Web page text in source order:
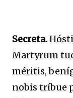
Secreta.
Martyrum
méritis,
nobis tríbue